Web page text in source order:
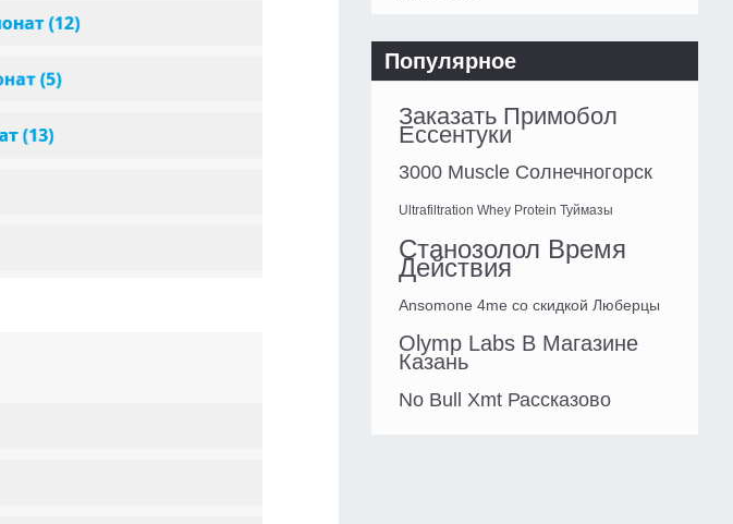
Популярное
Заказать Примобол
Ессентуки
3000 Muscle Солнечногорск
Ultrafiltration Whey Protein Туймазы
Станозолол Время
Действия
Ansomone 4me со скидкой Люберцы
Olymp Labs В Магазине
Казань
No Bull Xmt Рассказово